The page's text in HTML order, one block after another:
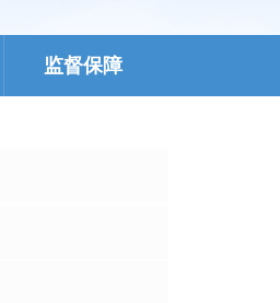
监督保障